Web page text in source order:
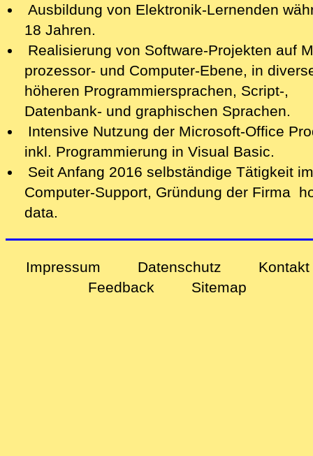
Ausbildung von Elektronik-Lernenden
18 Jahren.
Realisierung von Software-Projekten auf
prozessor- und Computer-Ebene, in
höheren Programmiersprachen, Script-,
Datenbank- und graphischen Sprachen.
Intensive Nutzung der Microsoft-Office
inkl. Programmierung in Visual Basic.
Seit Anfang 2016 selbständige Tätigkeit im
Computer-Support, Gründung der Firma
data.
Impressum Datenschutz
Kontakt
Feedback
Sitemap